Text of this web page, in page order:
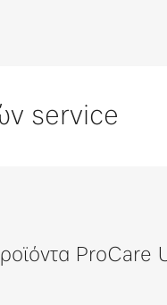
service
ProCare